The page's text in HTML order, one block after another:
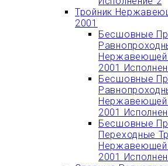
Тройник
2001
Бесшовные
Нержавеющей
2001
Бесшовные
Нержавеющей
2001
Бесшовные
Переходные
Нержавеющей
2001